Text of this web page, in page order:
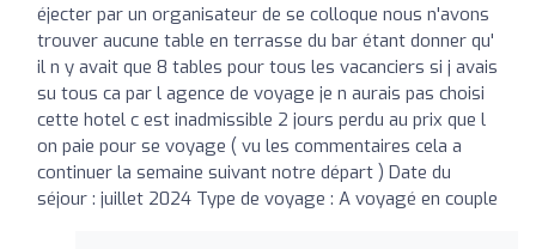
éjecter par un organisateur de se colloque nous n'avons
trouver aucune table en terrasse du bar étant donner qu'
il n y avait que 8 tables pour tous les vacanciers si j avais
su tous ca par l agence de voyage je n aurais pas choisi
cette hotel c est inadmissible 2 jours perdu au prix que l
on paie pour se voyage ( vu les commentaires cela a
continuer la semaine suivant notre départ ) Date du
séjour : juillet 2024 Type de voyage : A voyagé en couple